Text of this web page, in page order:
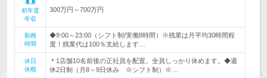
初年度
年収
300万円～700万円
勤務
時間
◆9:00～23:00（シフト制/実働8時間）※残業は月平均30時間程
度！残業代は100％支給します…
休日
休暇
＊1店舗10名前後の正社員を配置。全員しっかり休めます。◆週
休2日制（月8～9日休み ※シフト制）※…